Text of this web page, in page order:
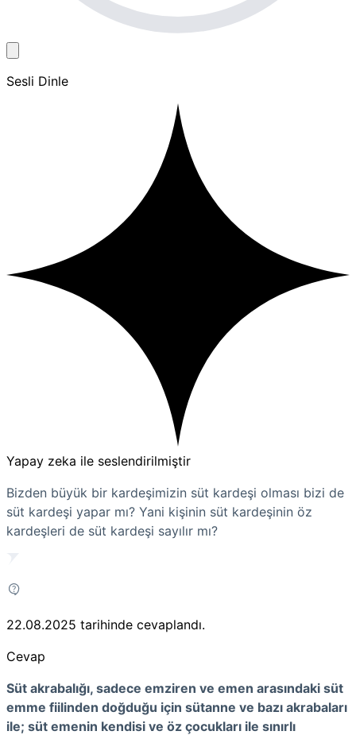
Sesli Dinle
Yapay zeka ile seslendirilmiştir
Bizden büyük bir kardeşimizin süt kardeşi olması bizi de
süt kardeşi yapar mı? Yani kişinin süt kardeşinin öz
kardeşleri de süt kardeşi sayılır mı?
22.08.2025 tarihinde cevaplandı.
Cevap
Süt akrabalığı, sadece emziren ve emen arasındaki süt
emme fiilinden doğduğu için sütanne ve bazı akrabaları
ile; süt emenin kendisi ve öz çocukları ile sınırlı